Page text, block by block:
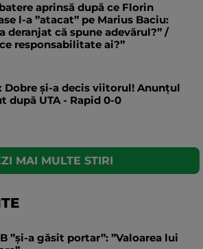
aprinsă după ce Florin
l-a ”atacat” pe Marius Baciu:
deranjat că spune adevărul?” /
responsabilitate ai?”
Dobre și-a decis viitorul! Anunțul
după UTA - Rapid 0-0
MAI MULTE STIRI
”și-a găsit portar”: ”Valoarea lui